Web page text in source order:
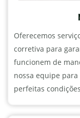
Oferecemos
corretiva para
funcionem de
nossa equipe
perfeitas